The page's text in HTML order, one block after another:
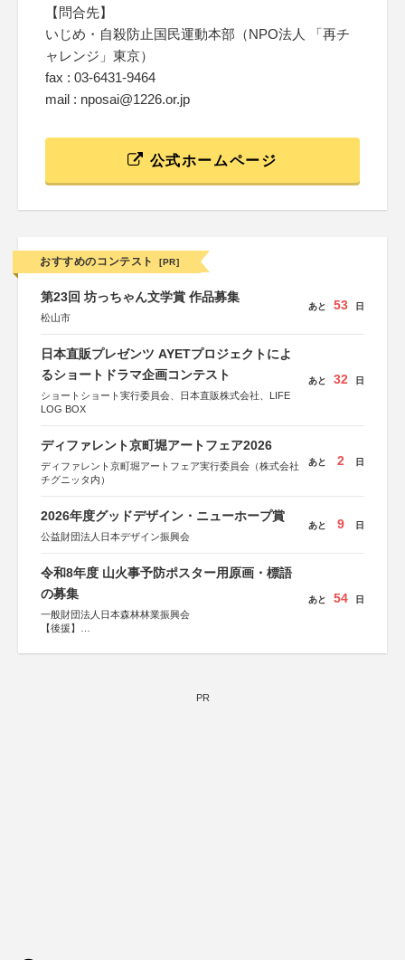
【問合先】
いじめ・自殺防止国民運動本部（NPO法人 「再チ
ャレンジ」東京）
fax : 03-6431-9464
mail : nposai@1226.or.jp
公式ホームページ
おすすめのコンテスト [PR]
第23回 坊っちゃん文学賞 作品募集
松山市
あと 53 日
日本直販プレゼンツ AYETプロジェクトによ
るショートドラマ企画コンテスト
ショートショート実行委員会、日本直販株式会社、LIFE
LOG BOX
あと 32 日
ディファレント京町堀アートフェア2026
ディファレント京町堀アートフェア実行委員会（株式会社
チグニッタ内）
あと 2 日
2026年度グッドデザイン・ニューホープ賞
公益財団法人日本デザイン振興会
あと 9 日
令和8年度 山火事予防ポスター用原画・標語
の募集
一般財団法人日本森林林業振興会
【後援】
会、森林火災対策協会
あと 54 日
PR